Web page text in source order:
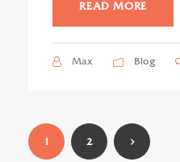
READ MORE
Max Blog
1 2